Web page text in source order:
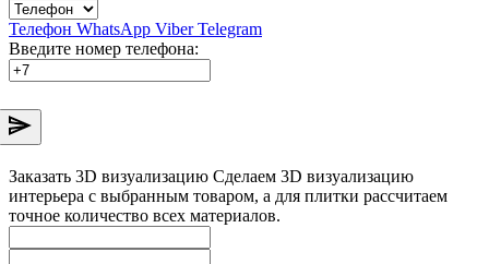
Телефон WhatsApp ViberTelegram
Введите номер телефона:
Заказать 3D визуализацию Сделаем 3D визуализацию
интерьера с выбранным товаром, а для плитки рассчитаем
точное количество всех материалов.